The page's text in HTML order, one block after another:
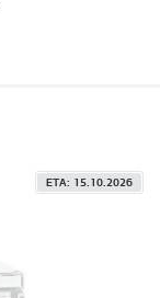
ETA: 15.10.2026